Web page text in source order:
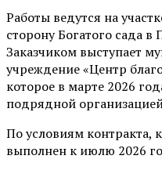
Работы ведутся на
сторону Богатого сада в
Заказчиком выступает
учреждение «Центр
которое в марте 2026
подрядной
По условиям контракта,
выполнен к июлю 2026